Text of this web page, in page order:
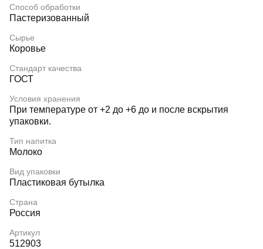
Способ обработки
Пастеризованный
Сырье
Коровье
Стандарт качества
ГОСТ
Условия хранения
При температуре от +2 до +6 до и после вскрытия
упаковки.
Тип напитка
Молоко
Вид упаковки
Пластиковая бутылка
Страна
Россия
Артикул
512903